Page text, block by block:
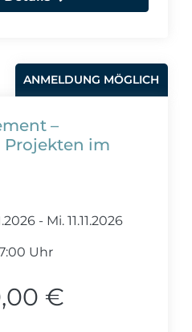
ANMELDUNG MÖGLICH
–
Projekten im
- Mi. 11.11.2026
Uhr
€